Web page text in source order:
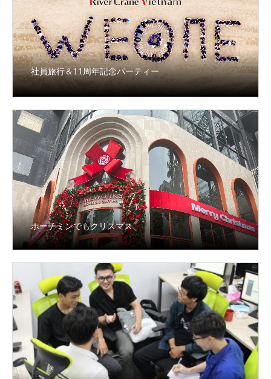
社員旅行＆11周年記念パーティー
ホーチミンでもクリスマス